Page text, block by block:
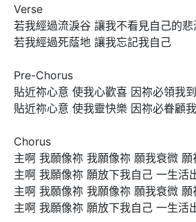
Verse
若我經過流淚谷 讓我不看見自己的悲
若我經過死蔭地 讓我忘記我自己
Pre-Chorus
貼近祢心意 使我心歡喜 因祢必領我
貼近祢心意 使我靈快樂 因祢必眷顧
Chorus
主啊 我願像祢 我願像祢 願我衰微 願
主啊 我願像祢 願放下我自己 一生活
主啊 我願像祢 我願像祢 願我衰微 願
主啊 我願像祢 願放下我自己 一生活